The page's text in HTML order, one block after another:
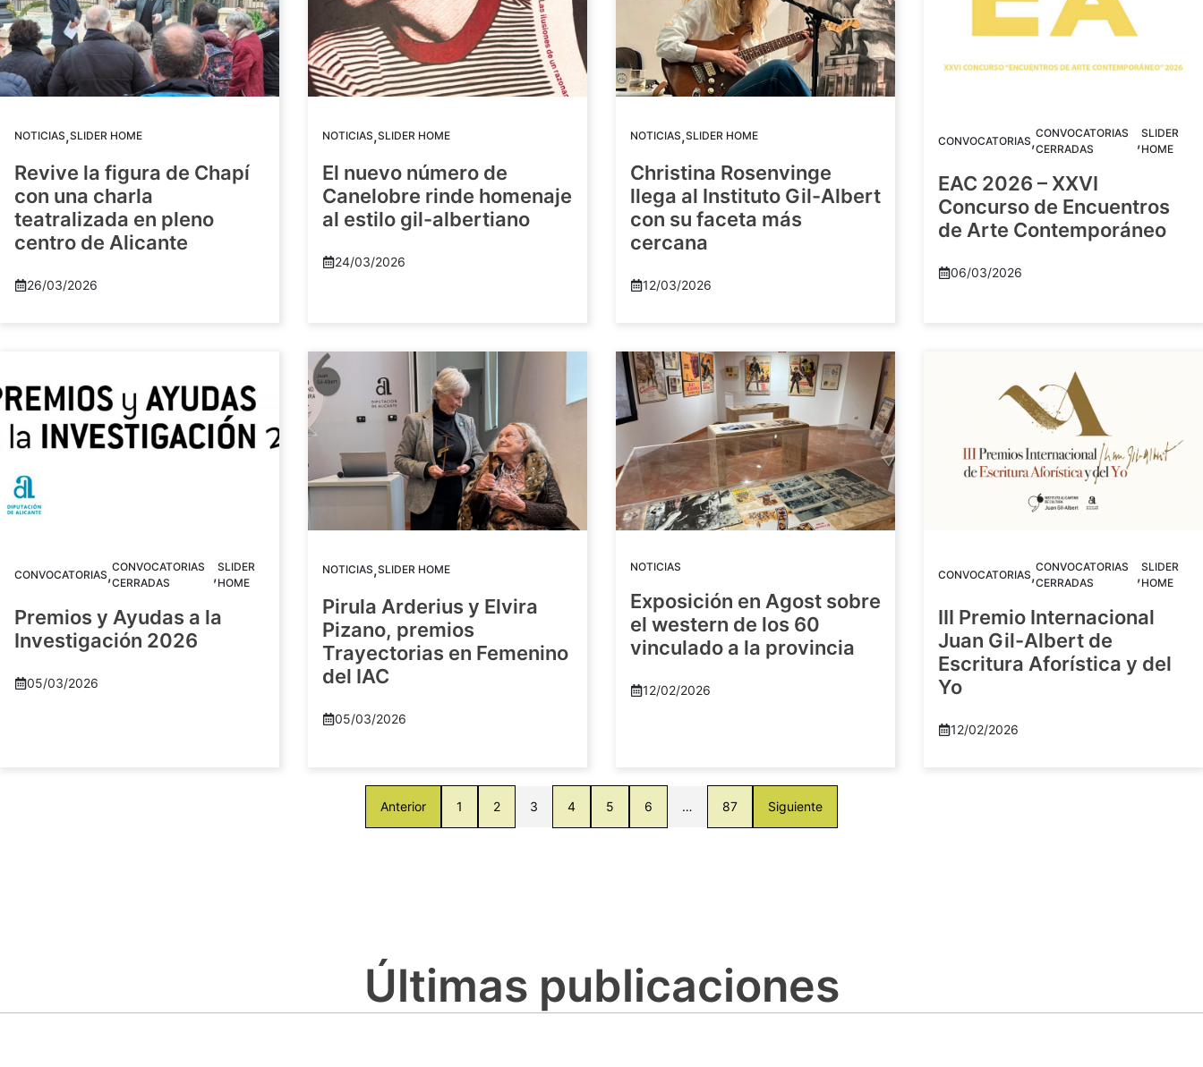
NOTICIAS,SLIDER HOME
Revive la figura de Chapí
con una charla
teatralizada en pleno
centro de Alicante
26/03/2026
NOTICIAS,SLIDER HOME
El nuevo número de
Canelobre rinde homenaje
al estilo gil-albertiano
24/03/2026
NOTICIAS,SLIDER HOME
Christina Rosenvinge
llega al Instituto Gil-Albert
con su faceta más
cercana
12/03/2026
CONVOCATORIAS,CONVOCATORIAS
CERRADAS
,SLIDER
HOME
EAC 2026 – XXVI
Concurso de Encuentros
de Arte Contemporáneo
06/03/2026
CONVOCATORIAS,CONVOCATORIAS
CERRADAS
,SLIDER
HOME
Premios y Ayudas a la
Investigación 2026
05/03/2026
NOTICIAS,SLIDER HOME
Pirula Arderius y Elvira
Pizano, premios
Trayectorias en Femenino
del IAC
05/03/2026
NOTICIAS
Exposición en Agost sobre
el western de los 60
vinculado a la provincia
12/02/2026
CONVOCATORIAS,CONVOCATORIAS
CERRADAS
,SLIDER
HOME
III Premio Internacional
Juan Gil-Albert de
Escritura Aforística y del
Yo
12/02/2026
Anterior 1 2 3 4 5 6 … 87 Siguiente
Últimas publicaciones